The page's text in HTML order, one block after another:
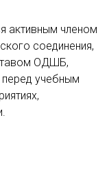
активным членом
соединения,
ОДШБ,
перед учебным